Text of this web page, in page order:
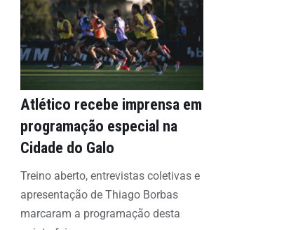
Atlético recebe imprensa em
programação especial na
Cidade do Galo
Treino aberto, entrevistas coletivas e
apresentação de Thiago Borbas
marcaram a programação desta